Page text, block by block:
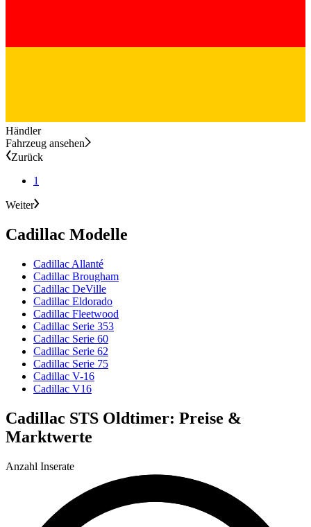
Händler
Fahrzeug ansehen
Zurück
1
Weiter
Cadillac Modelle
Cadillac Allanté
Cadillac Brougham
Cadillac DeVille
Cadillac Eldorado
Cadillac Fleetwood
Cadillac Serie 353
Cadillac Serie 60
Cadillac Serie 62
Cadillac Serie 75
Cadillac V-16
Cadillac V16
Cadillac STS Oldtimer: Preise &
Marktwerte
Anzahl Inserate